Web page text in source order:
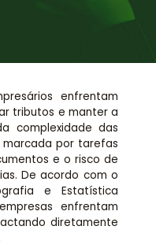
enfrentam
tributos e manter a
complexidade das
por tarefas
e o risco de
De acordo com o
e Estatística
enfrentam
diretamente